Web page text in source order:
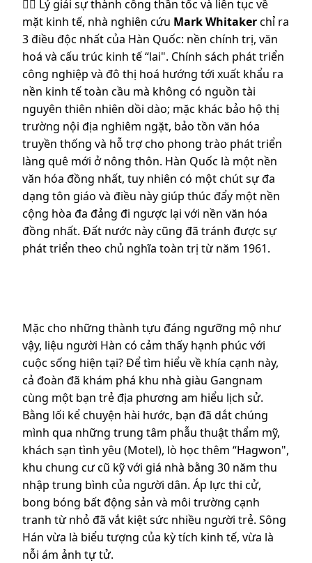
👉🏼 Lý giải sự thành công thần tốc và liên tục về
mặt kinh tế, nhà nghiên cứu Mark Whitakerchỉ ra
3 điều độc nhất của Hàn Quốc: nền chính trị, văn
hoá và cấu trúc kinh tế “lai". Chính sách phát triển
công nghiệp và đô thị hoá hướng tới xuất khẩu ra
nền kinh tế toàn cầu mà không có nguồn tài
nguyên thiên nhiên dồi dào; mặc khác bảo hộ thị
trường nội địa nghiêm ngặt, bảo tồn văn hóa
truyền thống và hỗ trợ cho phong trào phát triển
làng quê mới ở nông thôn. Hàn Quốc là một nền
văn hóa đồng nhất, tuy nhiên có một chút sự đa
dạng tôn giáo và điều này giúp thúc đẩy một nền
cộng hòa đa đảng đi ngược lại với nền văn hóa
đồng nhất. Đất nước này cũng đã tránh được sự
phát triển theo chủ nghĩa toàn trị từ năm 1961.
Mặc cho những thành tựu đáng ngưỡng mộ như
vậy, liệu người Hàn có cảm thấy hạnh phúc với
cuộc sống hiện tại? Để tìm hiểu về khía cạnh này,
cả đoàn đã khám phá khu nhà giàu Gangnam
cùng một bạn trẻ địa phương am hiểu lịch sử.
Bằng lối kể chuyện hài hước, bạn đã dắt chúng
mình qua những trung tâm phẫu thuật thẩm mỹ,
khách sạn tình yêu (Motel), lò học thêm “Hagwon",
khu chung cư cũ kỹ với giá nhà bằng 30 năm thu
nhập trung bình của người dân. Áp lực thi cử,
bong bóng bất động sản và môi trường cạnh
tranh từ nhỏ đã vắt kiệt sức nhiều người trẻ. Sông
Hán vừa là biểu tượng của kỳ tích kinh tế, vừa là
nỗi ám ảnh tự tử.